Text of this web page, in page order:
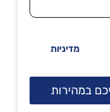
מדיניות
במהירות